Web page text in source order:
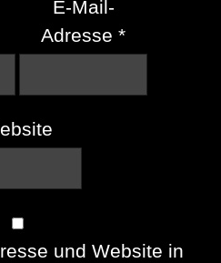
E-Mail-
Adresse*
und Website in